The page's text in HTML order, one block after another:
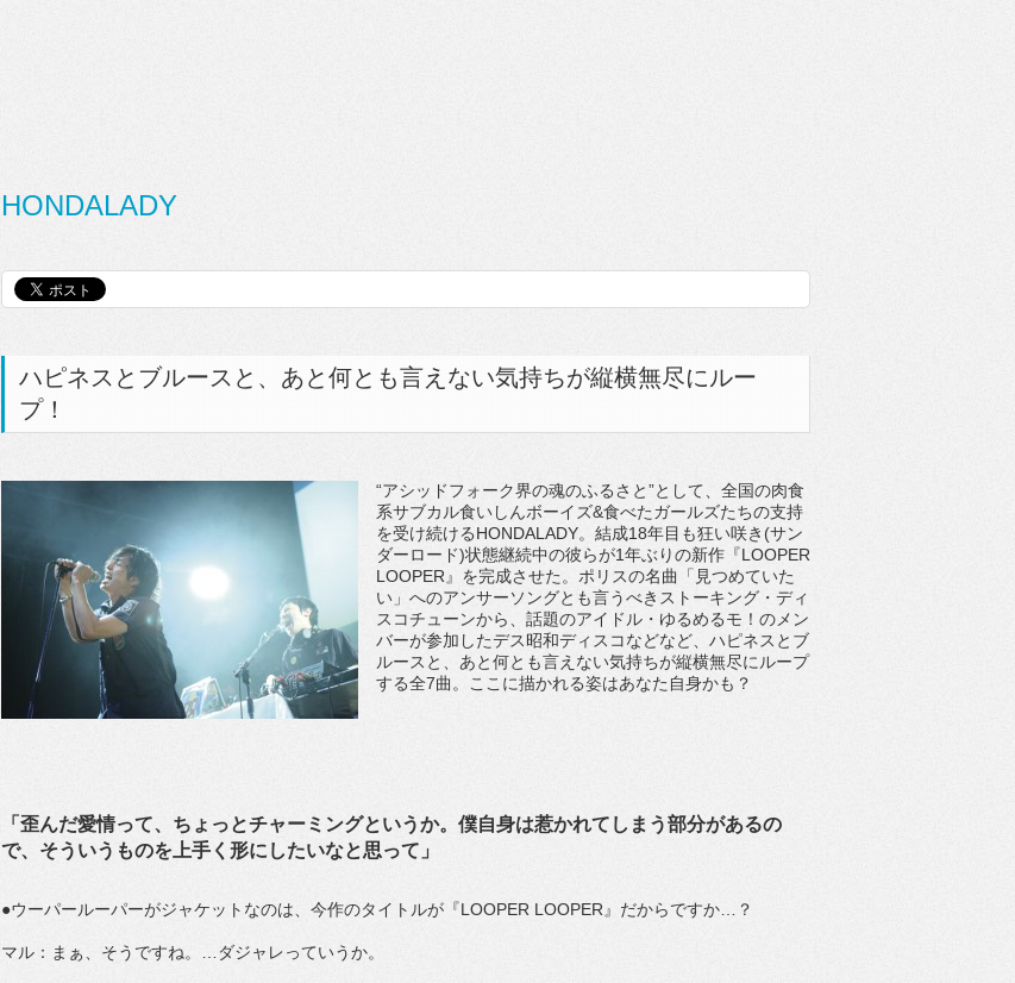
HONDALADY
ハピネスとブルースと、あと何とも言えない気持ちが縦横無尽にルー
プ！
“アシッドフォーク界の魂のふるさと”として、全国の肉食
系サブカル食いしんボーイズ&食べたガールズたちの支持
を受け続けるHONDALADY。結成18年目も狂い咲き(サン
ダーロード)状態継続中の彼らが1年ぶりの新作『LOOPER
LOOPER』を完成させた。ポリスの名曲「見つめていた
い」へのアンサーソングとも言うべきストーキング・ディ
スコチューンから、話題のアイドル・ゆるめるモ！のメン
バーが参加したデス昭和ディスコなどなど、ハピネスとブ
ルースと、あと何とも言えない気持ちが縦横無尽にループ
する全7曲。ここに描かれる姿はあなた自身かも？
「歪んだ愛情って、ちょっとチャーミングというか。僕自身は惹かれてしまう部分があるの
で、そういうものを上手く形にしたいなと思って」
●ウーパールーパーがジャケットなのは、今作のタイトルが『LOOPER LOOPER』だからですか…？
マル：まぁ、そうですね。…ダジャレっていうか。